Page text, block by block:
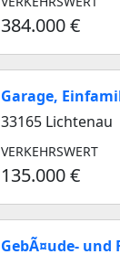
384.000 €
Garage,
33165 Lichtenau
VERKEHRSWERT
135.000 €
GebÃ¤ude- und